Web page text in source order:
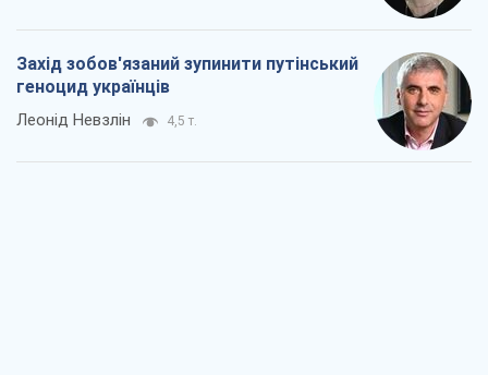
Захід зобов'язаний зупинити путінський
геноцид українців
Леонід Невзлін 4,5 т.